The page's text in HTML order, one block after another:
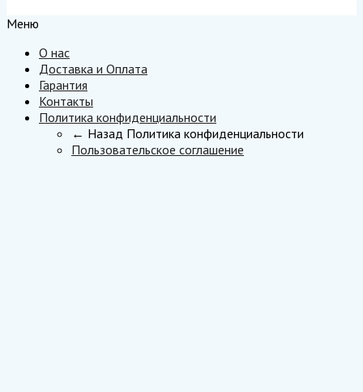
Меню
О нас
Доставка и Оплата
Гарантия
Контакты
Политика конфиденциальности
← Назад Политика конфиденциальности
Пользовательское соглашение